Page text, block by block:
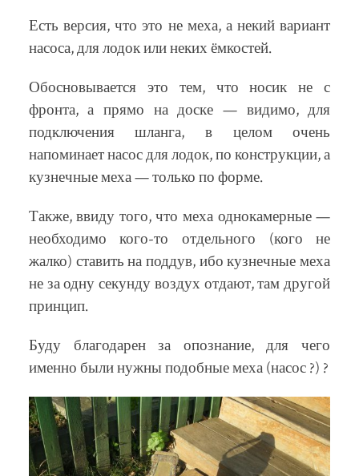
Есть версия, что это не меха, а некий вариант
насоса, для лодок или неких ёмкостей.
Обосновывается это тем, что носик не с
фронта, а прямо на доске — видимо, для
подключения шланга, в целом очень
напоминает насос для лодок, по конструкции, а
кузнечные меха — только по форме.
Также, ввиду того, что меха однокамерные —
необходимо кого-то отдельного (кого не
жалко) ставить на поддув, ибо кузнечные меха
не за одну секунду воздух отдают, там другой
принцип.
Буду благодарен за опознание, для чего
именно были нужны подобные меха (насос ?) ?